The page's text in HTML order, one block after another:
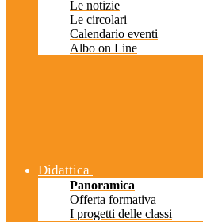
Le notizie
Le circolari
Calendario eventi
Albo on Line
Didattica
Panoramica
Offerta formativa
I progetti delle classi